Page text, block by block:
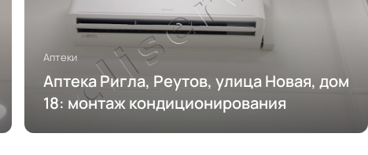
Аптеки
Аптека Ригла, Реутов, улица Новая, дом
18: монтаж кондиционирования